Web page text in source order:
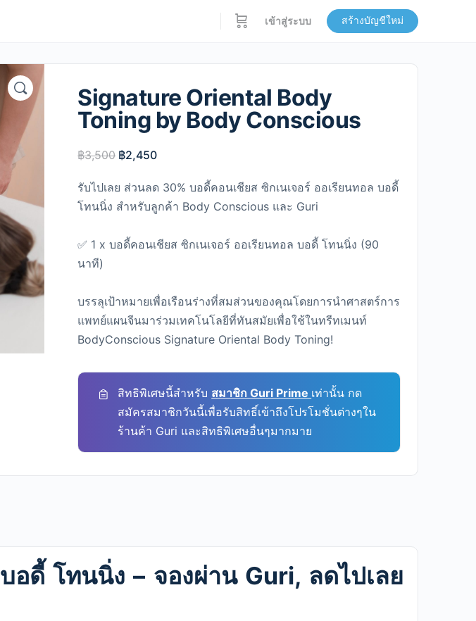
เข้าสู่ระบบ สร้างบัญชีใหม่
Signature Oriental Body
Toning by Body Conscious
฿3,500 ฿2,450
รับไปเลย ส่วนลด 30% บอดี้คอนเชียส ซิกเนเจอร์ ออเรียนทอล บอดี้
โทนนิ่ง สำหรับลูกค้า Body Conscious และ Guri
✅ 1 x บอดี้คอนเชียส ซิกเนเจอร์ ออเรียนทอล บอดี้ โทนนิ่ง (90
นาที)
บรรลุเป้าหมายเพื่อเรือนร่างที่สมส่วนของคุณโดยการนำศาสตร์การ
แพทย์แผนจีนมาร่วมเทคโนโลยีที่ทันสมัยเพื่อใช้ในทรีทเมนท์
BodyConscious Signature Oriental Body Toning!
สิทธิพิเศษนี้สำหรับ สมาชิก Guri Prime เท่านั้น กด
สมัครสมาชิกวันนี้เพื่อรับสิทธิ์เข้าถึงโปรโมชั่นต่างๆใน
ร้านค้า Guri และสิทธิพิเศษอื่นๆมากมาย
อดี้ โทนนิ่ง – จองผ่าน Guri, ลดไปเลย